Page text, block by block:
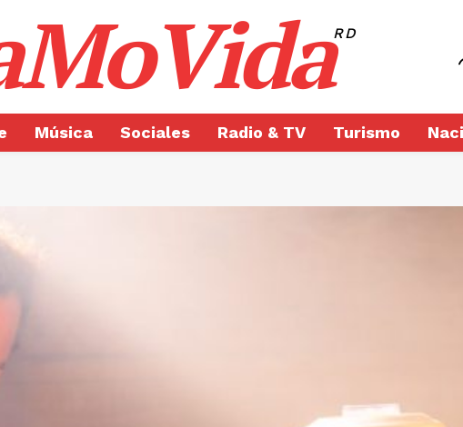
RD
Música Sociales Radio & TV Turismo